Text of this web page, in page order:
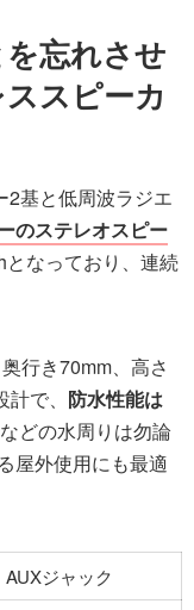
忘れさせ
スピーカ
2基と低周波ラジエ
のステレオスピー
なっており、連続
行き70mm、高さ
で、 防水性能は
どの水周りは勿論
屋外使用にも最適
ジャック